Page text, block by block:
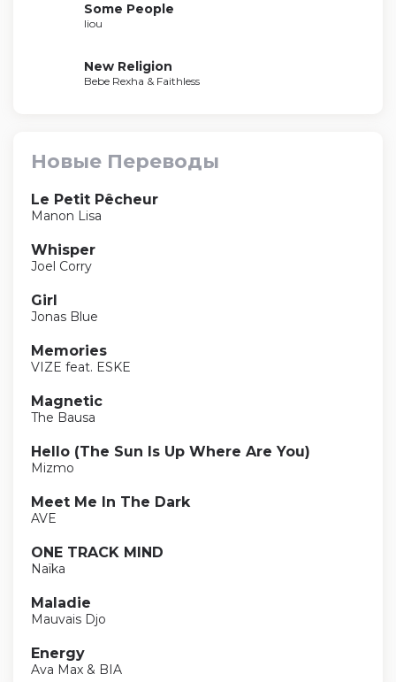
Some People
liou
New Religion
Bebe Rexha & Faithless
Новые Переводы
Le Petit Pêcheur
Manon Lisa
Whisper
Joel Corry
Girl
Jonas Blue
Memories
VIZE feat. ESKE
Magnetic
The Bausa
Hello (The Sun Is Up Where Are You)
Mizmo
Meet Me In The Dark
AVE
ONE TRACK MIND
Naïka
Maladie
Mauvais Djo
Energy
Ava Max & BIA